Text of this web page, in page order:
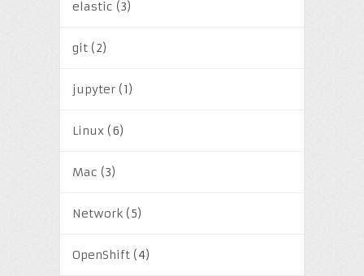
elastic (3)
git(2)
jupyter(1)
Linux(6)
Mac (3)
Network(5)
OpenShift(4)